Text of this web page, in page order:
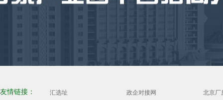
友情链接： 汇选址 政企对接网
北京厂